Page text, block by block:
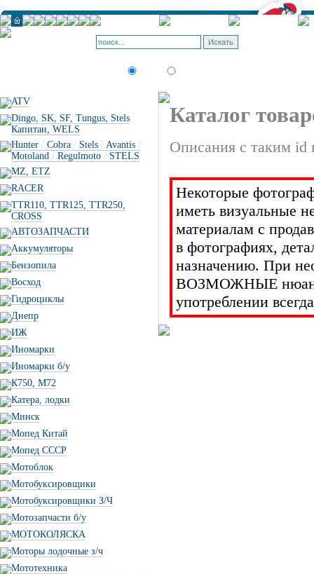
ATV
Dingo, SK, SF, Tungus, Stels
Капитан, WELS
Hunter / Cobra / Stels / Avantis /
Motoland / Regulmoto / STELS
MZ, ETZ
RACER
TTR110, TTR125, TTR250,
CROSS
АВТОЗАПЧАСТИ
Аккумуляторы
Бензопила
Восход
Гидроциклы
Днепр
ИЖ
Иномарки
Иномарки б/у
К750, М72
Катера, лодки
Минск
Мопед Китай
Мопед СССР
Мотоблок
Мотобуксировщики
Мотобуксировщики З/Ч
Мотозапчасти б/у
МОТОКОЛЯСКА
Моторы лодочные з/ч
Мототехника
Каталог
Описания с таким id
Некоторые
иметь визуальные
материалам с
в фотографиях,
назначению. При
ВОЗМОЖНЫЕ
употреблении